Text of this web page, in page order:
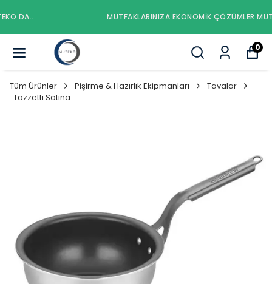
MUTFAKLARINIZA EKONOMIK ÇÖZÜMLER MUTEKO DA..
0
Tüm Ürünler Pişirme & Hazırlık Ekipmanları
Tavalar
Lazzetti Satina